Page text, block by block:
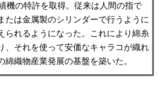
機の特許を取得。従来は人間の指で
たは金属製のシリンダーで行うように
られるようになった。これにより綿糸
、それを使って安価なキャラコが織れ
綿織物産業発展の基盤を築いた。